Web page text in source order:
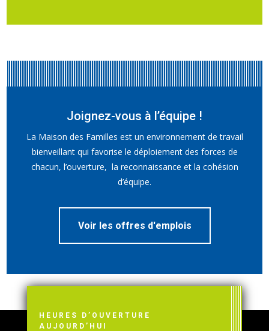
Joignez-vous à l’équipe !
La Maison des Familles est un environnement de travail
bienveillant qui favorise le déploiement des forces de
chacun, l’ouverture, la reconnaissance et la cohésion
d’équipe.
Voir les offres d'emplois
HEURES D’OUVERTURE
AUJOURD’HUI